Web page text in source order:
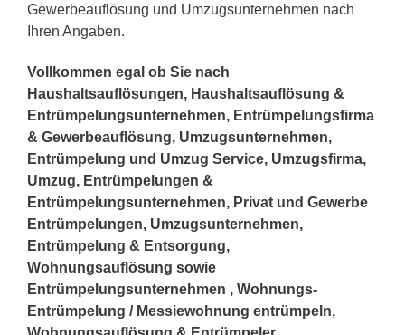
Gewerbeauflösung und Umzugsunternehmen nach
Ihren Angaben.
Vollkommen egal ob Sie nach
Haushaltsauflösungen, Haushaltsauflösung &
Entrümpelungsunternehmen, Entrümpelungsfirma
& Gewerbeauflösung, Umzugsunternehmen,
Entrümpelung und Umzug Service, Umzugsfirma,
Umzug, Entrümpelungen &
Entrümpelungsunternehmen, Privat und Gewerbe
Entrümpelungen, Umzugsunternehmen,
Entrümpelung & Entsorgung,
Wohnungsauflösung sowie
Entrümpelungsunternehmen , Wohnungs-
Entrümpelung / Messiewohnung entrümpeln,